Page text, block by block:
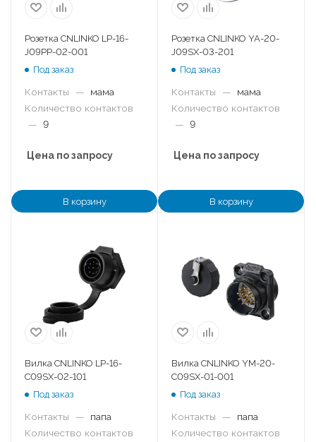
Розетка CNLINKO LP-16-
J09PP-02-001
Под заказ
Контакты —
мама
Количество контактов
— 9
Цена по запросу
В корзину
Розетка CNLINKO YA-20-
J09SX-03-201
Под заказ
Контакты —
мама
Количество контактов
— 9
Цена по запросу
В корзину
Вилка CNLINKO LP-16-
C09SX-02-101
Под заказ
Контакты —
папа
Количество контактов
Вилка CNLINKO YM-20-
C09SX-01-001
Под заказ
Контакты —
папа
Количество контактов